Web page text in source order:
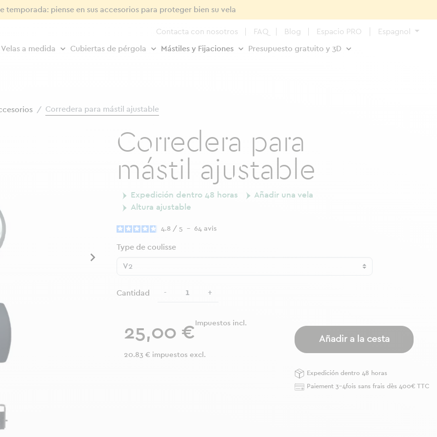
temporada: piense en sus accesorios para proteger bien su vela
Contacta con nosotros FAQ Blog Espacio PRO Espagnol
Velas a medida Cubiertas de pérgola Mástiles y Fijaciones Presupuesto gratuito y 3D
Corredera para mástil ajustable

Corredera para
mástil ajustable
Expedición dentro 48 horas
Añadir una vela
Altura ajustable
4.8 / 5 - 64 avis
Type de coulisse
Cantidad - +
25,00 € Impuestos incl.
20.83 € impuestos excl.
Añadir a la cesta
Expedición dentro 48 horas
Paiement 3-4fois sans frais dès 400€ TTC